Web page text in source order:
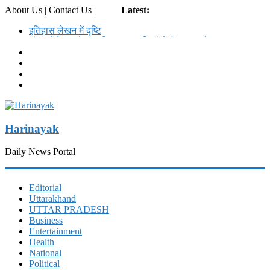
About Us | Contact Us |
Latest:
इतिहास लेखन में दृष्टि
सिख,एक सन्यासी
Harinayak
Daily News Portal
Editorial
Uttarakhand
UTTAR PRADESH
Business
Entertainment
Health
National
Political